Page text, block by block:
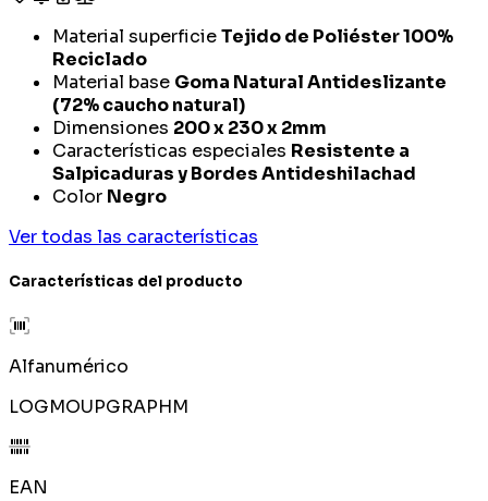
Material superficieTejido de Poliéster 100%
Reciclado
Material base Goma Natural Antideslizante
(72% caucho natural)
Dimensiones 200 x 230 x 2mm
Características especiales Resistente a
Salpicaduras y Bordes Antideshilachad
Color Negro
Ver todas las características
Características del producto
Alfanumérico
LOGMOUPGRAPHM
EAN